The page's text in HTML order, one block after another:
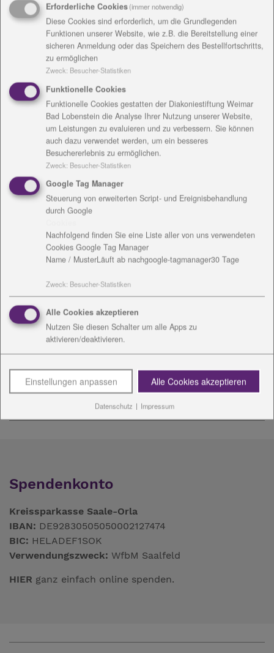
Einrichtungsanschrift /
Rechnungsanschrift
Kontakt
Bettina Schmidt
Vorsitzende der Geschäftsbereichsleitung
07318 Saalfeld
Mobil: 0170 2250701
B.Schmidt@diakonie-wl.de
Spendenkonto
Kreissparkasse Saale-Orla
IBAN: DE92830505050002127474
BIC: HELADEF1SOK
Verwendungszweck: WfbM Saalfeld
HIER ganz einfach online spenden.
Erforderliche Cookies(immer notwendig)
Diese Cookies sind erforderlich, um die Grundlegenden
Funktionen unserer Website, wie z.B. die Bereitstellung einer
sicheren Anmeldung oder das Speichern des Bestellfortschritts,
zu ermöglichen
Zweck: Besucher-Statistiken
Funktionelle Cookies
Funktionelle Cookies gestatten der Diakoniestiftung Weimar
Bad Lobenstein die Analyse Ihrer Nutzung unserer Website,
um Leistungen zu evaluieren und zu verbessern. Sie können
auch dazu verwendet werden, um ein besseres
Besuchererlebnis zu ermöglichen.
Zweck: Besucher-Statistiken
Google Tag Manager
Steuerung von erweiterten Script- und Ereignisbehandlung
durch Google
Nachfolgend finden Sie eine Liste aller von uns verwendeten
Cookies Google Tag Manager
Name / MusterLäuft ab nachgoogle-tagmanager30 Tage
Zweck: Besucher-Statistiken
Alle Cookies akzeptieren
Nutzen Sie diesen Schalter um alle Apps zu
aktivieren/deaktivieren.
Einstellungen anpassen Alle Cookies akzeptieren
Datenschutz | Impressum